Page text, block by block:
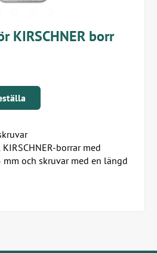
KIRSCHNER borr
borrar med
och skruvar med en längd